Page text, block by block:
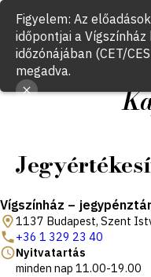
Vígszínház – jegypénztár
1137 Budapest, Szent
+36 1 329 23 40
Nyitvatartás
minden nap 11.00-19.00